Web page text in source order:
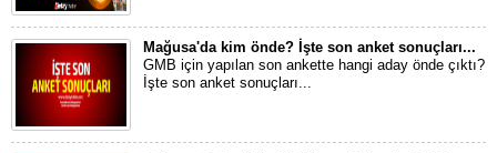
Mağusa'da kim önde? İşte son anket sonuçları...
GMB için yapılan son ankette hangi aday önde çıktı?
İşte son anket sonuçları...